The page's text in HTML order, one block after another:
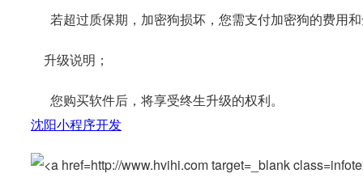
若超过质保期，加密狗损坏，您需支付加密狗的费用
升级说明；
您购买软件后，将享受终生升级的权利。
沈阳小程序开发